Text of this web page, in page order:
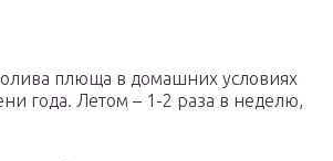
плюща в домашних условиях
года. Летом – 1-2 раза в неделю,